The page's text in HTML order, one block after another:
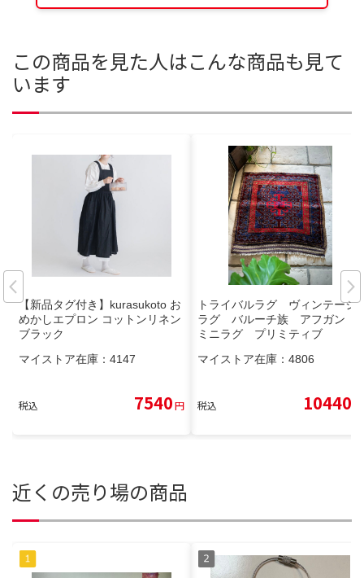
この商品を見た人はこんな商品も見て
います
【新品タグ付き】kurasukoto お
めかしエプロン コットンリネン
ブラック
マイストア在庫： 4147
税込 7540円
トライバルラグ ヴィンテージ
ラグ バルーチ族 アフガン
ミニラグ プリミティブ
マイストア在庫： 4806
税込 10440
近くの売り場の商品